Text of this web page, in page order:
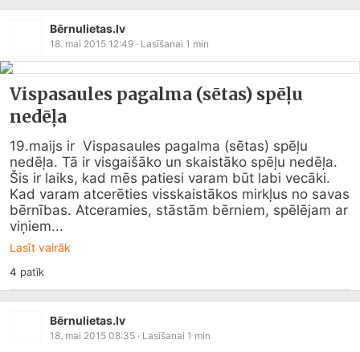
Bērnulietas.lv
18. mai 2015 12:49 · Lasīšanai 1 min
Vispasaules pagalma (sētas) spēļu
nedēļa
19.maijs ir  Vispasaules pagalma (sētas) spēļu
nedēļa. Tā ir visgaišāko un skaistāko spēļu nedēļa.
Šis ir laiks, kad mēs patiesi varam būt labi vecāki.
Kad varam atcerēties visskaistākos mirkļus no savas
bērnības. Atceramies, stāstām bērniem, spēlējam ar
viņiem...
Lasīt vairāk
4 patīk
Bērnulietas.lv
18. mai 2015 08:35 · Lasīšanai 1 min